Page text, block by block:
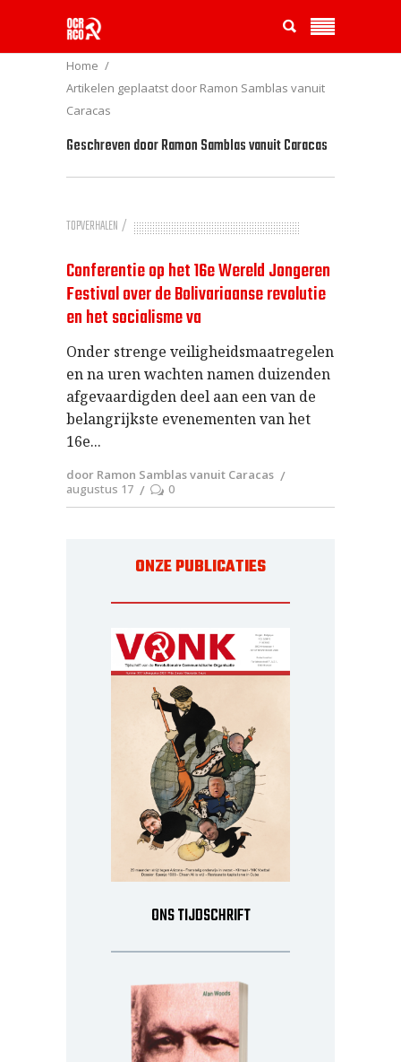
Home
Artikelen geplaatst door Ramon Samblas vanuit
Caracas
Geschreven doorRamon Samblas vanuit Caracas
TOPVERHALEN
Conferentie op het 16e Wereld Jongeren
Festival over de Bolivariaanse revolutie
en het socialisme va
Onder strenge veiligheidsmaatregelen
en na uren wachten namen duizenden
afgevaardigden deel aan een van de
belangrijkste evenementen van het
16e
door Ramon Samblas vanuit Caracas
augustus 17
0
ONZE PUBLICATIES
ONS TIJDSCHRIFT